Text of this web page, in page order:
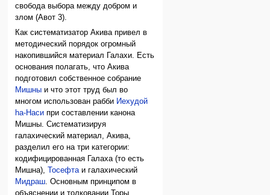
свобода выбора между добром и
злом (Авот 3).
Как систематизатор Акива привел в
методический порядок огромный
накопившийся материал Галахи. Есть
основания полагать, что Акива
подготовил собственное собрание
Мишны и что этот труд был во
многом использован рабби Иехудой
hа-Наси при составлении канона
Мишны. Систематизируя
галахический материал, Акива,
разделил его на три категории:
кодифицированная Галаха (то есть
Мишна),
Тосефтаи галахический
Мидраш. Основным принципом в
объяснении и толковании Торы